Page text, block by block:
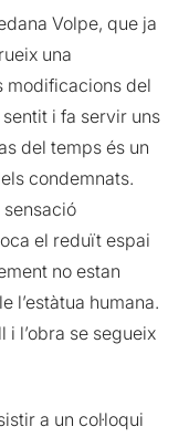
Volpe, que ja
una
modificacions del
i fa servir uns
del temps és un
condemnats.
sensació
el reduït espai
no estan
l’estàtua humana.
l’obra se segueix
a un col·loqui